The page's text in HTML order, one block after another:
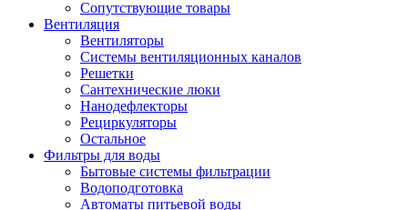
Сопутствующие товары
Вентиляция
Вентиляторы
Системы вентиляционных каналов
Решетки
Сантехнические люки
Нанодефлекторы
Рециркуляторы
Остальное
Фильтры для воды
Бытовые системы фильтрации
Водоподготовка
Автоматы питьевой воды